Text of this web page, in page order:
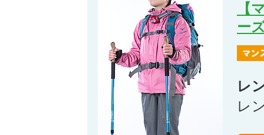
【
ー
レ
レ